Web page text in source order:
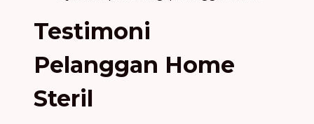
Testimoni
Pelanggan Home
Steril